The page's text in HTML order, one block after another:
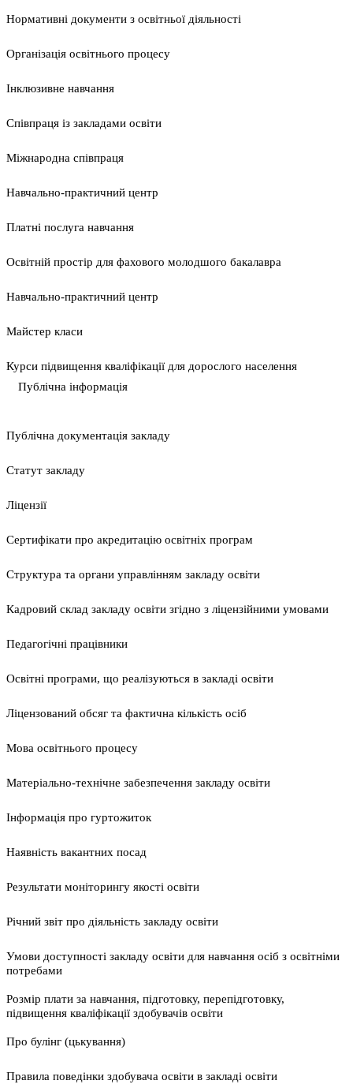
Нормативні документи з освітньої діяльності
Організація освітнього процесу
Інклюзивне навчання
Співпраця із закладами освіти
Міжнародна співпраця
Навчально-практичний центр
Платні послуга навчання
Освітній простір для фахового молодшого бакалавра
Навчально-практичний центр
Майстер класи
Курси підвищення кваліфікації для дорослого населення
Публічна інформація
Публічна документація закладу
Статут закладу
Ліцензії
Сертифікати про акредитацію освітніх програм
Структура та органи управлінням закладу освіти
Кадровий склад закладу освіти згідно з ліцензійними умовами
Педагогічні працівники
Освітні програми, що реалізуються в закладі освіти
Ліцензований обсяг та фактична кількість осіб
Мова освітнього процесу
Матеріально-технічне забезпечення закладу освіти
Інформація про гуртожиток
Наявність вакантних посад
Результати моніторингу якості освіти
Річний звіт про діяльність закладу освіти
Умови доступності закладу освіти для навчання осіб з освітніми
потребами
Розмір плати за навчання, підготовку, перепідготовку,
підвищення кваліфікації здобувачів освіти
Про булінг (цькування)
Правила поведінки здобувача освіти в закладі освіти